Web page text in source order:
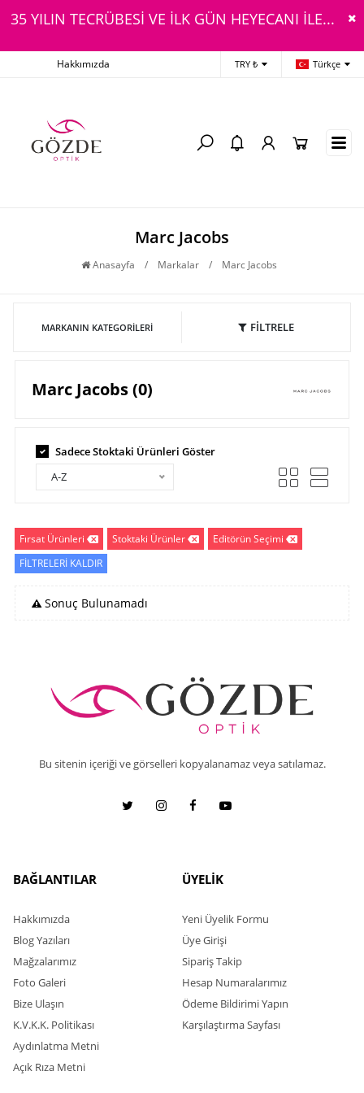
35 YILIN TECRÜBESİ VE İLK GÜN HEYECANI İLE...
Hakkımızda TRY ₺ Türkçe
Marc Jacobs
Anasayfa / Markalar / Marc Jacobs
MARKANIN KATEGORILERI FİLTRELE
Marc Jacobs (0)
Sadece Stoktaki Ürünleri Göster
A-Z
Fırsat Ürünleri Stoktaki Ürünler
Editörün Seçimi
FİLTRELERİ KALDIR
Sonuç Bulunamadı
Bu sitenin içeriği ve görselleri kopyalanamaz veya satılamaz.
BAĞLANTILAR
Hakkımızda
Blog Yazıları
Mağzalarımız
Foto Galeri
Bize Ulaşın
K.V.K.K. Politikası
Aydınlatma Metni
Açık Rıza Metni
ÜYELİK
Yeni Üyelik Formu
Üye Girişi
Sipariş Takip
Hesap Numaralarımız
Ödeme Bildirimi Yapın
Karşılaştırma Sayfası